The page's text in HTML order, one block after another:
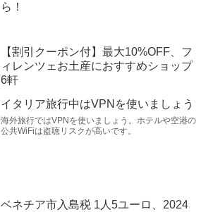
ら！
【割引クーポン付】最大10%OFF、フ
ィレンツェお土産におすすめショップ
6軒
イタリア旅行中はVPNを使いましょう
海外旅行ではVPNを使いましょう。ホテルや空港の
公共WiFiは盗聴リスクが高いです。
ベネチア市入島税 1人5ユーロ、2024